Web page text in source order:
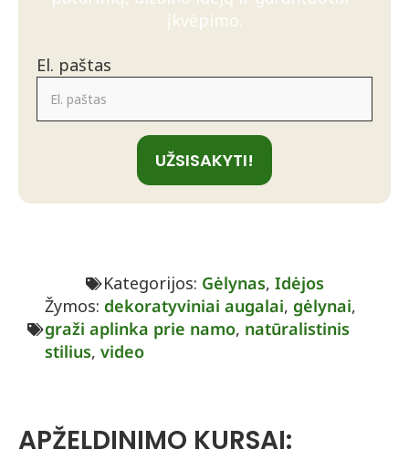
įkvėpimo.
El. paštas
UŽSISAKYTI!
Kategorijos: Gėlynas, Idėjos
Žymos: dekoratyviniai augalai, gėlynai,
graži aplinka prie namo, natūralistinis
stilius, video
APŽELDINIMO KURSAI: